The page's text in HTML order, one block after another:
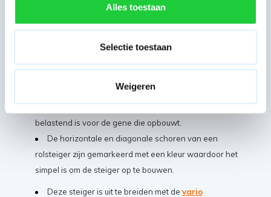
Alles toestaan
Selectie toestaan
Weigeren
eens 5 jaar fabrieksgarantie bij ons.
De steiger heeft een buisdikte van 50 mm en een
wanddikte van 2,2 mm wat uitzonderlijke sterk en robuust
waardoor het opbouwen van de rolsteiger een fluitje van
een cent is en het verplaatsen van materiaal niet zwaar
belastend is voor de gene die opbouwt.
De horizontale en diagonale schoren van een
rolsteiger zijn gemarkeerd met een kleur waardoor het
simpel is om de steiger op te bouwen.
Deze steiger is uit te breiden met de vario